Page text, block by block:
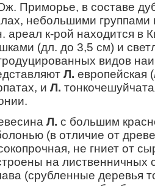
Приморье, в составе
небольшими группами
ареал к-рой находится в
(дл. до 3,5 см) и
видов
Л. европейская (
и Л.
Л. с большим
(в отличие от
не гниет от
на лиственничных
(срубленные деревья